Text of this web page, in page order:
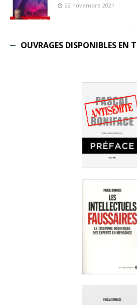
22 novembre 2021
OUVRAGES DISPONIBLES EN